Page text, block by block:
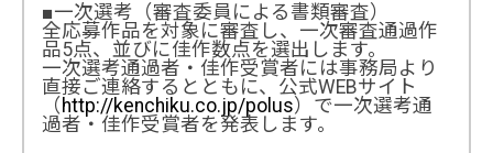
■一次選考（審査委員による書類審査）
全応募作品を対象に審査し、一次審査通過作
品5点、並びに佳作数点を選出します。
一次選考通過者・佳作受賞者には事務局より
直接ご連絡するとともに、公式WEBサイト
（ http://kenchiku.co.jp/polus）で一次選考通
過者・佳作受賞者を発表します。